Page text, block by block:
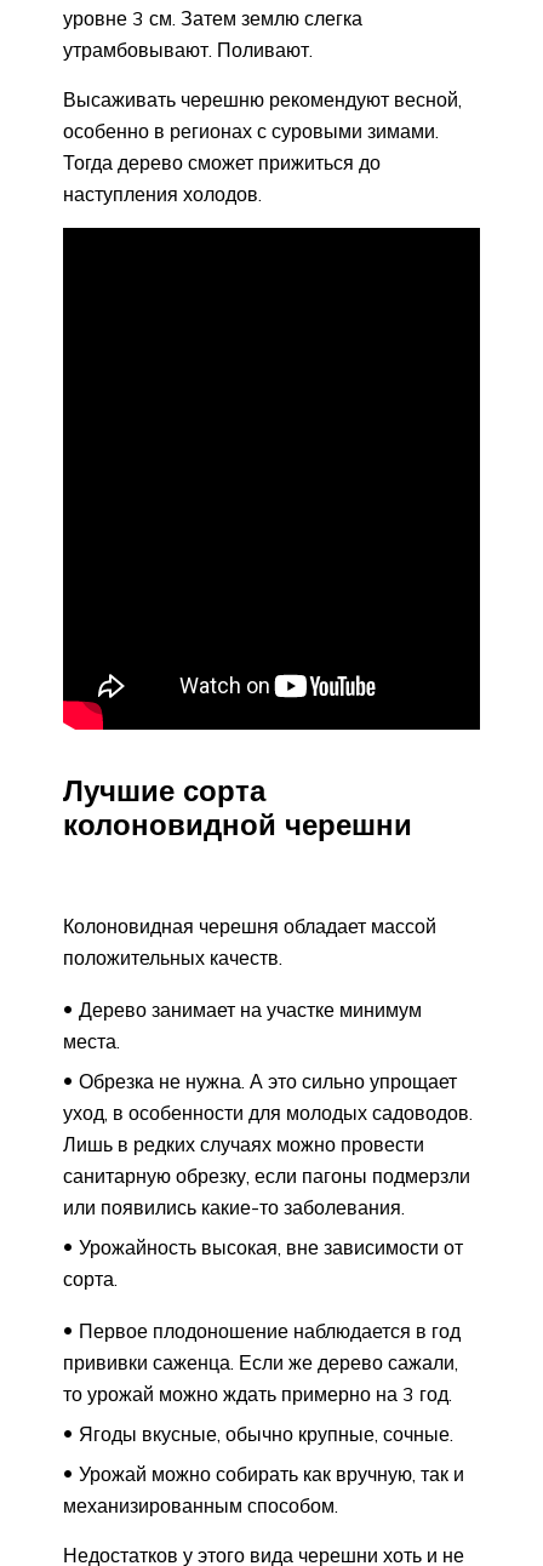
уровне 3 см. Затем землю слегка
утрамбовывают. Поливают.
Высаживать черешню рекомендуют весной,
особенно в регионах с суровыми зимами.
Тогда дерево сможет прижиться до
наступления холодов.
Лучшие сорта
колоновидной черешни
Колоновидная черешня обладает массой
положительных качеств.
Дерево занимает на участке минимум
места.
Обрезка не нужна. А это сильно упрощает
уход, в особенности для молодых садоводов.
Лишь в редких случаях можно провести
санитарную обрезку, если пагоны подмерзли
или появились какие-то заболевания.
Урожайность высокая, вне зависимости от
сорта.
Первое плодоношение наблюдается в год
прививки саженца. Если же дерево сажали,
то урожай можно ждать примерно на 3 год.
Ягоды вкусные, обычно крупные, сочные.
Урожай можно собирать как вручную, так и
механизированным способом.
Недостатков у этого вида черешни хоть и не